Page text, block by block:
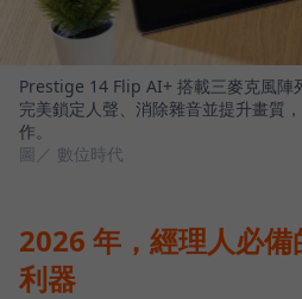
Prestige 14 Flip AI+ 搭載三麥克風陣
完美鎖定人聲、消除雜音並提升畫質
作。
圖／ 數位時代
2026 年，經理人必
利器